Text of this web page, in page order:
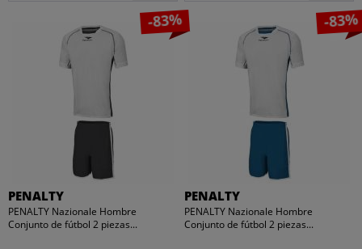
-83%
PENALTY
PENALTY Nazionale Hombre
Conjunto de fútbol 2 piezas...
-83%
PENALTY
PENALTY Nazionale Hombre
Conjunto de fútbol 2 piezas...